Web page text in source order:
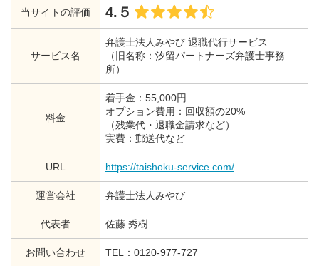
当サイトの評価 4.５
サービス名
弁護士法人みやび 退職代行サービス
（旧名称：汐留パートナーズ弁護士事務
所）
料金
着手金：55,000円
オプション費用：回収額の20%
（残業代・退職金請求など）
実費：郵送代など
URL https://taishoku-service.com/
運営会社 弁護士法人みやび
代表者 佐藤 秀樹
お問い合わせ TEL：0120-977-727